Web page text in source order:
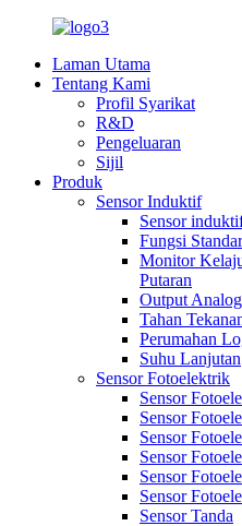
Laman Utama
Tentang Kami
Profil Syarikat
R&D
Pengeluaran
Sijil
Produk
Sensor Induktif
Sensor
Fungsi
Monitor
Putaran
Output Analog
Tahan
Perumahan
Suhu Lanjutan
Sensor Fotoelektrik
Sensor
Sensor
Sensor
Sensor
Sensor
Sensor
Sensor Tanda